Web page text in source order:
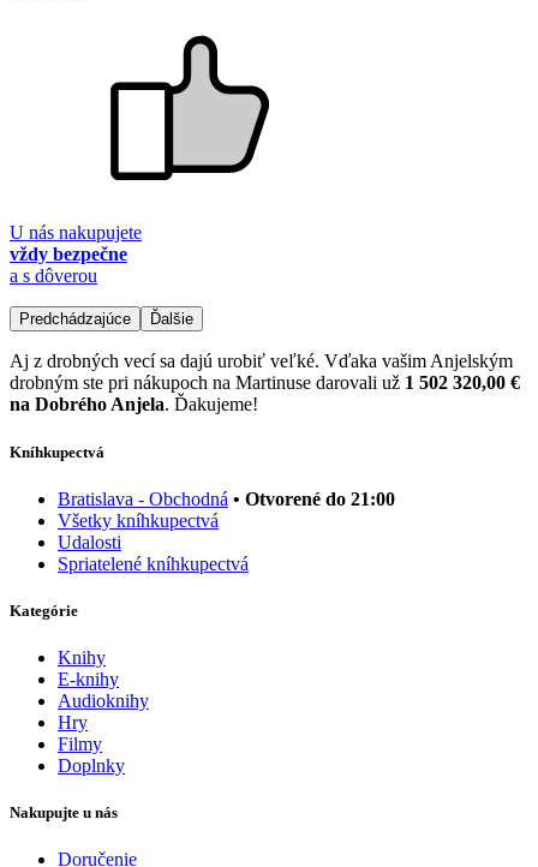
U nás nakupujete
vždy bezpečne
a s dôverou
Predchádzajúce Ďalšie
Aj z drobných vecí sa dajú urobiť veľké. Vďaka vašim Anjelským
drobným ste pri nákupoch na Martinuse darovali už 1 502 320,00 €
na Dobrého Anjela. Ďakujeme!
Kníhkupectvá
Bratislava - Obchodná • Otvorené do 21:00
Všetky kníhkupectvá
Udalosti
Spriatelené kníhkupectvá
Kategórie
Knihy
E-knihy
Audioknihy
Hry
Filmy
Doplnky
Nakupujte u nás
Doručenie